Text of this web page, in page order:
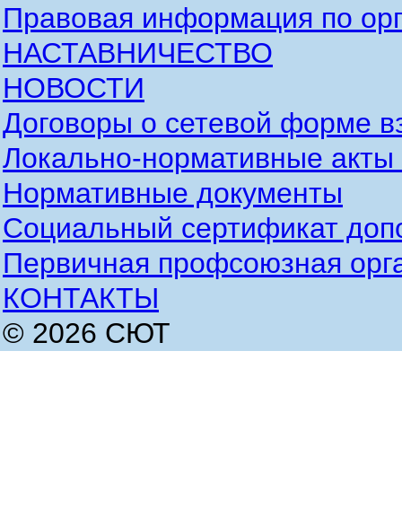
Правовая информация по
НАСТАВНИЧЕСТВО
НОВОСТИ
Договоры о сетевой форме
Локально-нормативные
Нормативные документы
Социальный сертификат
Первичная профсоюзная
КОНТАКТЫ
© 2026 СЮТ